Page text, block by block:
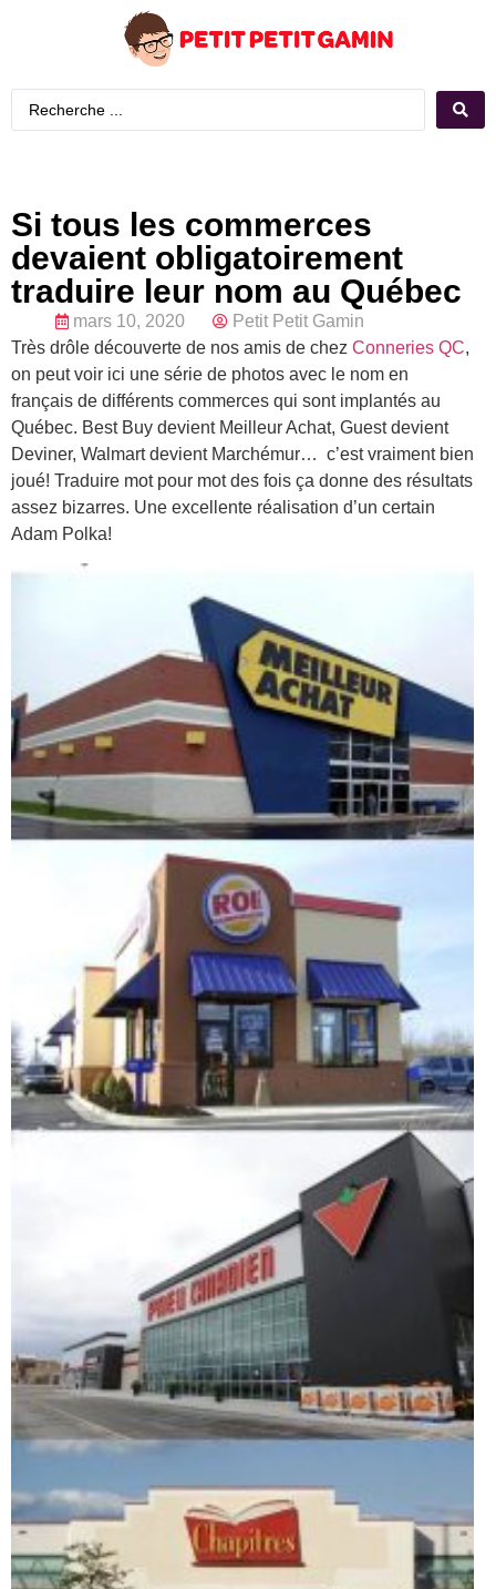
Si tous les commerces
devaient obligatoirement
traduire leur nom au Québec
mars 10, 2020
Petit Petit Gamin
Très drôle découverte de nos amis de chez Conneries QC,
on peut voir ici une série de photos avec le nom en
français de différents commerces qui sont implantés au
Québec. Best Buy devient Meilleur Achat, Guest devient
Deviner, Walmart devient Marchémur… c’est vraiment bien
joué! Traduire mot pour mot des fois ça donne des résultats
assez bizarres. Une excellente réalisation d’un certain
Adam Polka!